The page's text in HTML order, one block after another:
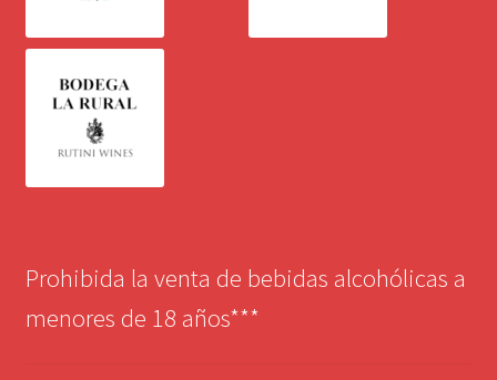
Prohibida la venta de bebidas alcohólicas a
menores de 18 años***